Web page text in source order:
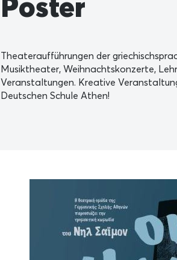
Theateraufführungen der
Musiktheater, Weihnachtskonzerte,
Veranstaltungen. Kreative
Deutschen Schule Athen!